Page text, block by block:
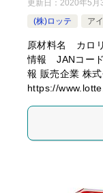
更新日： 2020年5月
(株)ロッテ
ア
原材料名 カロ
情報 JANコー
報 販売企業 株
https://